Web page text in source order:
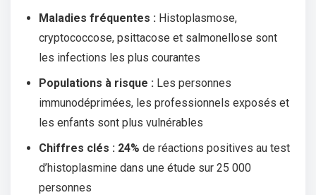
Maladies fréquentes : Histoplasmose,
cryptococcose, psittacose et salmonellose sont
les infections les plus courantes
Populations à risque : Les personnes
immunodéprimées, les professionnels exposés et
les enfants sont plus vulnérables
Chiffres clés : 24% de réactions positives au test
d’histoplasmine dans une étude sur 25 000
personnes